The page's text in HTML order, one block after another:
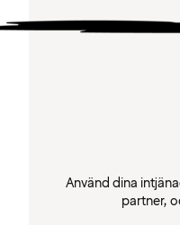
Använd dina
partner,